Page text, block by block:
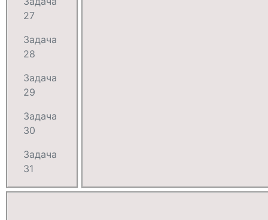
27
Задача
28
Задача
29
Задача
30
Задача
31